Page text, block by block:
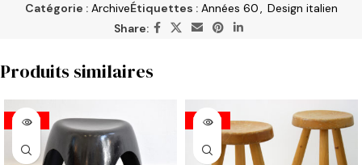
Catégorie : ArchiveÉtiquettes : Années 60, Design italien
Share:
Produits similaires
VENDU VENDU